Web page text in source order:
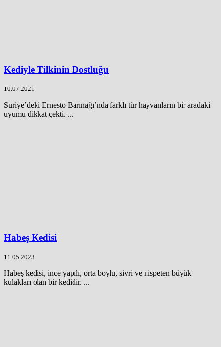
Kediyle Tilkinin Dostluğu
10.07.2021
Suriye’deki Ernesto Barınağı’nda farklı tür hayvanların bir aradaki
uyumu dikkat çekti. ...
Habeş Kedisi
11.05.2023
Habeş kedisi, ince yapılı, orta boylu, sivri ve nispeten büyük
kulakları olan bir kedidir. ...